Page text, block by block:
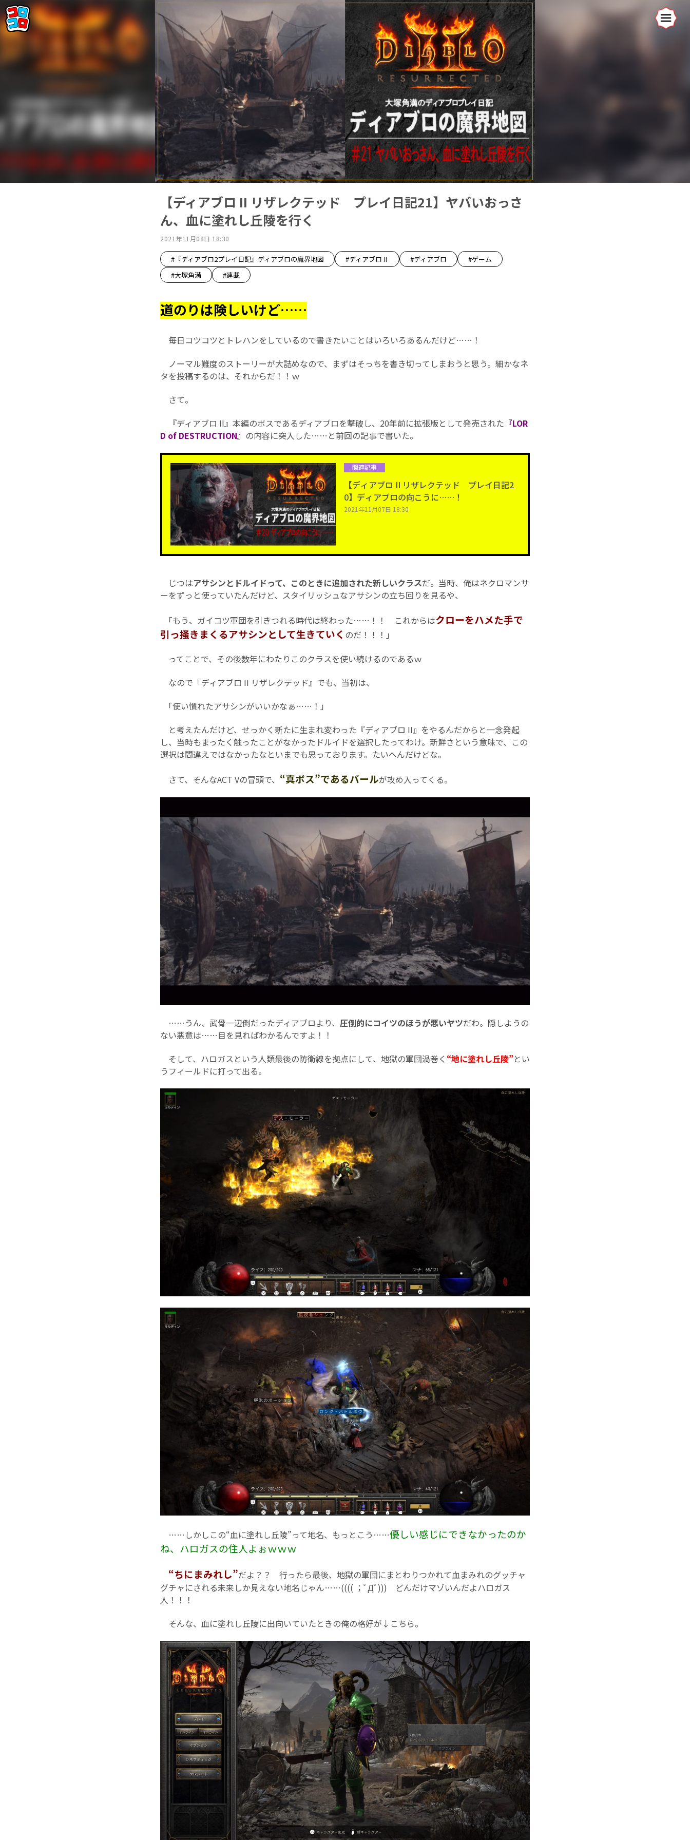
【ディアブロ II リザレクテッド プレイ日記21】ヤバいおっさ
ん、血に塗れし丘陵を行く
2021年11月08日 18:30
#『ディアブロ2プレイ日記』ディアブロの魔界地図 #ディアブロⅡ #ディアブロ
#ゲーム
#大塚角満
#連載
道のりは険しいけど……
毎日コツコツとトレハンをしているので書きたいことはいろいろあるんだけど……！
ノーマル難度のストーリーが大詰めなので、まずはそっちを書き切ってしまおうと思う。細かなネ
タを投稿するのは、それからだ！！ｗ
さて。
『ディアブロ II』本編のボスであるディアブロを撃破し、20年前に拡張版として発売された 『LOR
D of DESTRUCTION』 の内容に突入した……と前回の記事で書いた。
関連記事
【ディアブロ II リザレクテッド プレイ日記2
0】ディアブロの向こうに……！
2021年11月07日 18:30
じつはアサシンとドルイドって、このときに追加された新しいクラスだ。当時、俺はネクロマンサ
ーをずっと使っていたんだけど、スタイリッシュなアサシンの立ち回りを見るや、
｢もう、ガイコツ軍団を引きつれる時代は終わった……！！ これからはクローをハメた手で
引っ掻きまくるアサシンとして生きていく のだ！！！｣
ってことで、その後数年にわたりこのクラスを使い続けるのであるｗ
なので『ディアブロ II リザレクテッド』でも、当初は、
｢使い慣れたアサシンがいいかなぁ……！｣
と考えたんだけど、せっかく新たに生まれ変わった『ディアブロ II』をやるんだからと一念発起
し、当時もまったく触ったことがなかったドルイドを選択したってわけ。新鮮さという意味で、この
選択は間違えではなかったなといまでも思っております。たいへんだけどな。
さて、そんなACT Vの冒頭で、 “真ボス”であるバールが攻め入ってくる。
……うん、武骨一辺倒だったディアブロより、 圧倒的にコイツのほうが悪いヤツだわ。隠しようの
ない悪意は……目を見ればわかるんですよ！！
そして、ハロガスという人類最後の防衛線を拠点にして、地獄の軍団渦巻く “地に塗れし丘陵”とい
うフィールドに打って出る。
……しかしこの“血に塗れし丘陵”って地名、もっとこう……優しい感じにできなかったのか
ね、ハロガスの住人よぉｗｗｗ
“ちにまみれし”だよ？？ 行ったら最後、地獄の軍団にまとわりつかれて血まみれのグッチャ
グチャにされる未来しか見えない地名じゃん……(((( ；ﾟДﾟ))) どんだけマゾいんだよハロガス
人！！！
そんな、血に塗れし丘陵に出向いていたときの俺の格好が↓こちら。